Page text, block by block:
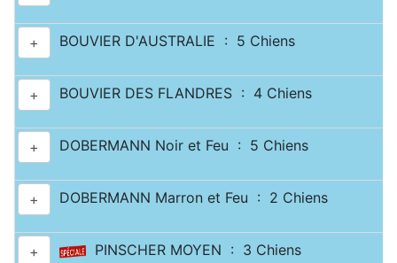
+ BOUVIER D'AUSTRALIE : 5 Chiens
+ BOUVIER DES FLANDRES : 4 Chiens
+ DOBERMANN Noir et Feu : 5 Chiens
+ DOBERMANN Marron et Feu : 2 Chiens
+ PINSCHER MOYEN : 3 Chiens